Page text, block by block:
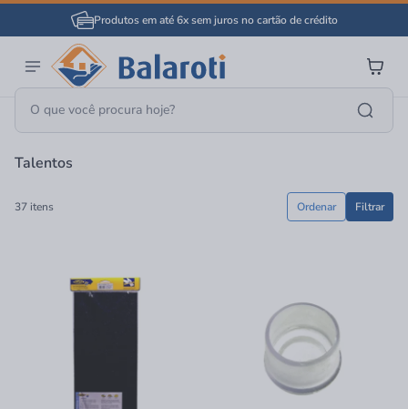
Produtos em até 6x sem juros no cartão de crédito
Página Inicial Talentos
Talentos
37 itens Filtrar
Ordenar